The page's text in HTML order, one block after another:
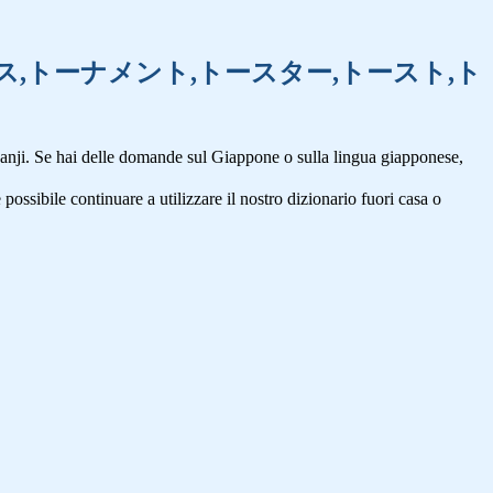
,トーナメント,トースター,トースト,ト
Se hai delle domande sul Giappone o sulla lingua giapponese,
continuare a utilizzare il nostro dizionario fuori casa o